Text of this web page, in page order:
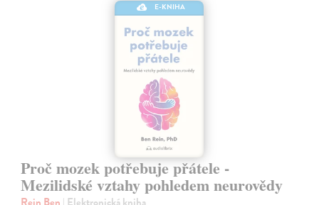
E-KNIHA
Proč mozek potřebuje přátele -
Mezilidské vztahy pohledem neurovědy